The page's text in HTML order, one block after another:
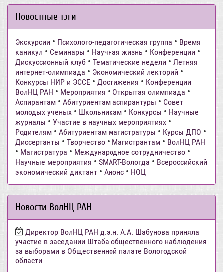
Новостные тэги
Экскурсии • Психолого-педагогическая группа • Время
каникул • Семинары • Научная жизнь • Конференции •
Дискуссионный клуб • Тематические недели • Летняя
интернет-олимпиада • Экономический лекторий •
Конкурсы НИР и ЭССЕ • Достижения • Конференции
ВолНЦ РАН • Мероприятия • Открытая олимпиада •
Аспирантам • Абитуриентам аспирантуры • Совет
молодых ученых • Школьникам • Конкурсы • Научные
журналы • Участие в научных мероприятиях •
Родителям • Абитуриентам магистратуры • Курсы ДПО •
Диссертанты • Творчество • Магистрантам • ВолНЦ РАН
• Магистратура • Международное сотрудничество •
Научные мероприятия • SMART-Вологда • Всероссийский
экономический диктант • Анонс • НОЦ
Новости ВолНЦ РАН
Директор ВолНЦ РАН д.э.н. А.А. Шабунова приняла
участие в заседании Штаба общественного наблюдения
за выборами в Общественной палате Вологодской
области